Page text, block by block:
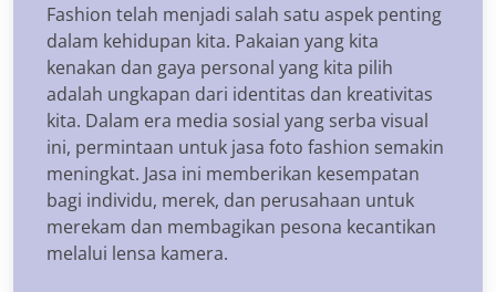
Fashion telah menjadi salah satu aspek penting
dalam kehidupan kita. Pakaian yang kita
kenakan dan gaya personal yang kita pilih
adalah ungkapan dari identitas dan kreativitas
kita. Dalam era media sosial yang serba visual
ini, permintaan untuk jasa foto fashion semakin
meningkat. Jasa ini memberikan kesempatan
bagi individu, merek, dan perusahaan untuk
merekam dan membagikan pesona kecantikan
melalui lensa kamera.